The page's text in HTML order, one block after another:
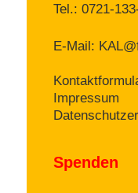
Tel.: 0721-
E-Mail:
Impressum
Spenden